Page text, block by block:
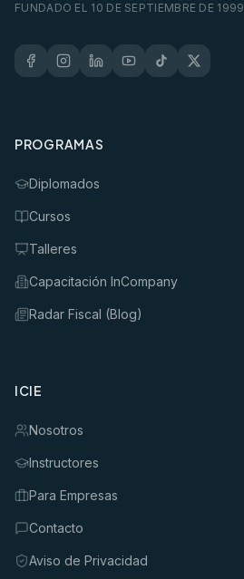
FUNDADO EL 10 DE SEPTIEMBRE DE 1999
PROGRAMAS
Diplomados
Cursos
Talleres
Capacitación InCompany
Radar Fiscal (Blog)
ICIE
Nosotros
Instructores
Para Empresas
Contacto
Aviso de Privacidad